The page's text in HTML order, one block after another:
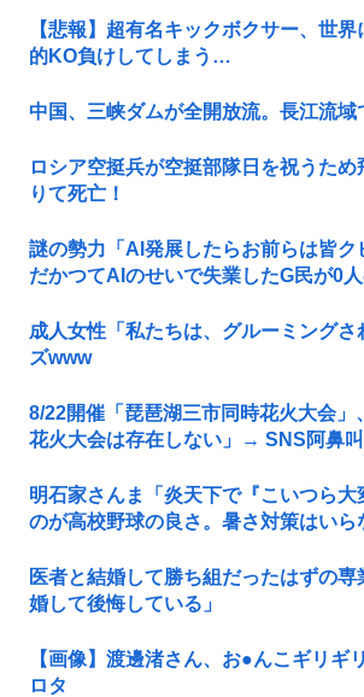
【悲報】超有名キックボクサー、世
的KO負けしてしまう…
中国、三峡ダムが全開放流。長江流域
ロシア空挺兵が空挺部隊日を祝うた
りて死亡！
謎の勢力「AI発展したらお前らは皆
だかつてAIのせいで失業したG民が0
成人女性「私たちは、グルーミングさ
ズwww
8/22開催「琵琶湖三市同時花火大会」
花火大会は存在しない」→ SNS阿鼻
明石家さんま「炎天下で『こいつら大
のが高校野球の良さ。暑さ対策はいら
医者と結婚して勝ち組だったはずの
婚して後悔している」
【画像】渡邊渚さん、お●んこギリギ
ロタ